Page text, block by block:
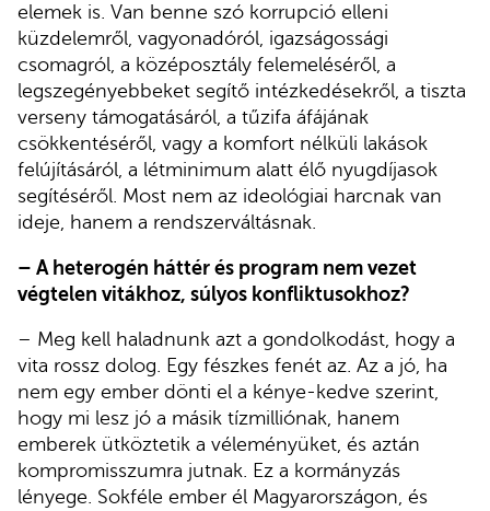
elemek is. Van benne szó korrupció elleni
küzdelemről, vagyonadóról, igazságossági
csomagról, a középosztály felemeléséről, a
legszegényebbeket segítő intézkedésekről, a tiszta
verseny támogatásáról, a tűzifa áfájának
csökkentéséről, vagy a komfort nélküli lakások
felújításáról, a létminimum alatt élő nyugdíjasok
segítéséről. Most nem az ideológiai harcnak van
ideje, hanem a rendszerváltásnak.
– A heterogén háttér és program nem vezet
végtelen vitákhoz, súlyos konfliktusokhoz?
– Meg kell haladnunk azt a gondolkodást, hogy a
vita rossz dolog. Egy fészkes fenét az. Az a jó, ha
nem egy ember dönti el a kénye-kedve szerint,
hogy mi lesz jó a másik tízmilliónak, hanem
emberek ütköztetik a véleményüket, és aztán
kompromisszumra jutnak. Ez a kormányzás
lényege. Sokféle ember él Magyarországon, és